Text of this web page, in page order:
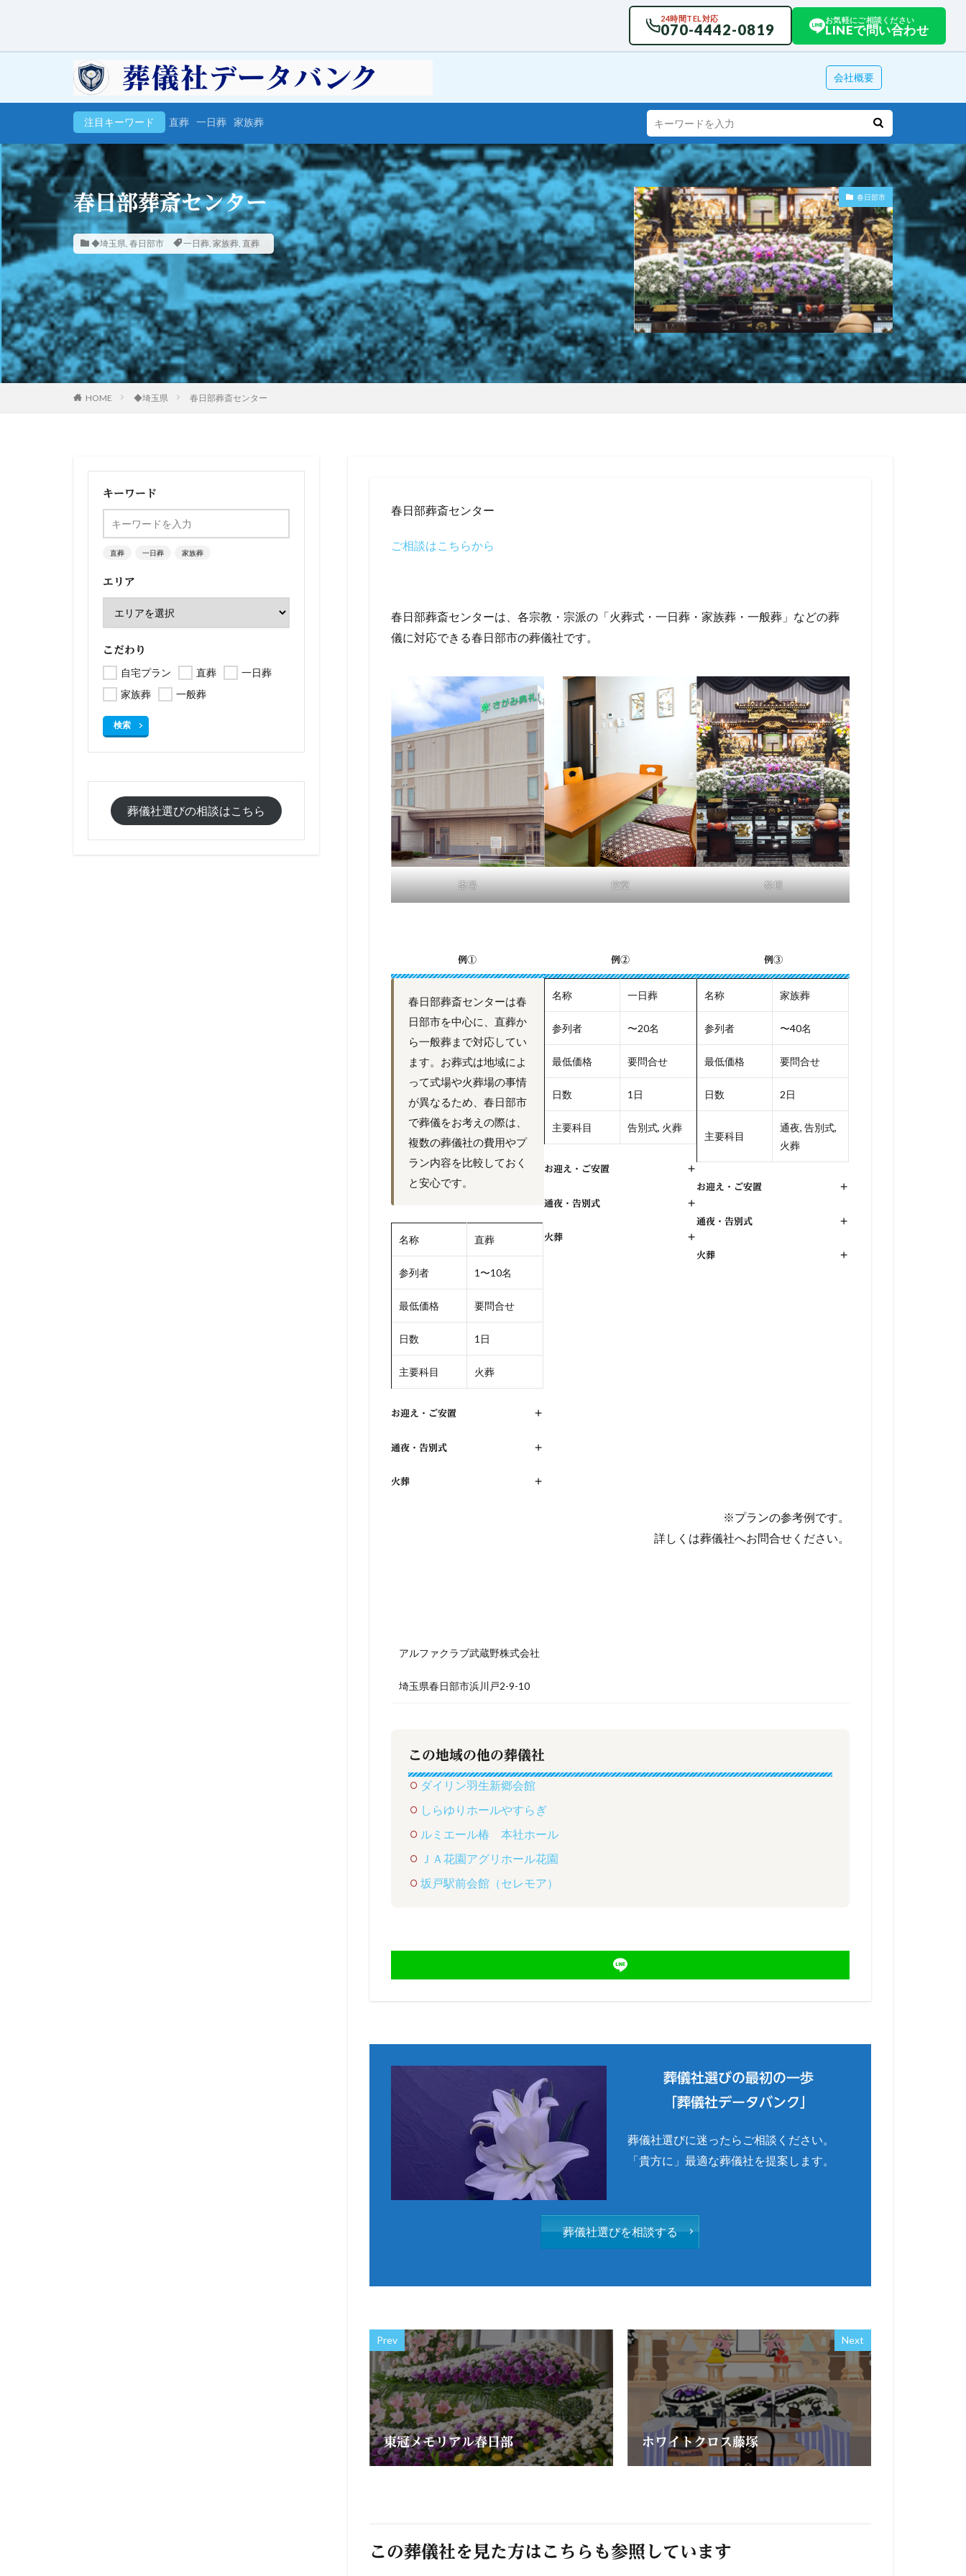
24時間TEL対応
070-4442-0819
お気軽にご相談ください
LINEで問い合わせ
会社概要
注目キーワード 直葬 一日葬 家族葬
春日部葬斎センター
◆埼玉県, 春日部市 一日葬, 家族葬, 直葬
春日部市
HOME ◆埼玉県 春日部葬斎センター
春日部葬斎センター
ご相談はこちらから
春日部葬斎センターは、各宗教・宗派の「火葬式・一日葬・家族葬・一般葬」などの葬
儀に対応できる春日部市の葬儀社です。
斎場 控室 祭壇
例①
春日部葬斎センターは春
日部市を中心に、直葬か
ら一般葬まで対応してい
ます。お葬式は地域によ
って式場や火葬場の事情
が異なるため、春日部市
で葬儀をお考えの際は、
複数の葬儀社の費用やプ
ラン内容を比較しておく
と安心です。
名称 直葬
参列者 1〜10名
最低価格 要問合せ
日数 1日
主要科目 火葬
お迎え・ご安置 +
通夜・告別式 +
火葬 +
例②
名称 一日葬
参列者 〜20名
最低価格 要問合せ
日数 1日
主要科目 告別式, 火葬
お迎え・ご安置 +
通夜・告別式 +
火葬 +
例③
名称 家族葬
参列者 〜40名
最低価格 要問合せ
日数 2日
主要科目
通夜, 告別式,
火葬
お迎え・ご安置 +
通夜・告別式 +
火葬 +
※プランの参考例です。
詳しくは葬儀社へお問合せください。
アルファクラブ武蔵野株式会社
埼玉県春日部市浜川戸2-9-10
この地域の他の葬儀社
ダイリン羽生新郷会館
しらゆりホールやすらぎ
ルミエール椿 本社ホール
ＪＡ花園アグリホール花園
坂戸駅前会館（セレモア）
葬儀社選びの最初の一歩
「葬儀社データバンク」
葬儀社選びに迷ったらご相談ください。
「貴方に」最適な葬儀社を提案します。
葬儀社選びを相談する
Prev
東冠メモリアル春日部
Next
ホワイトクロス藤塚
この葬儀社を見た方はこちらも参照しています
キーワード
直葬 一日葬 家族葬
エリア
こだわり
自宅プラン 直葬
一日葬
家族葬
一般葬
検索
葬儀社選びの相談はこちら